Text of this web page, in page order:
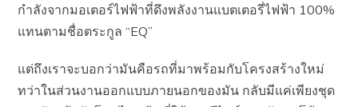
กำลังจากมอเตอร์ไฟฟ้าที่ดึงพลังงานแบตเตอรี่ไฟฟ้า 100%
แทนตามชื่อตระกูล “EQ”
แต่ถึงเราจะบอกว่ามันคือรถที่มาพร้อมกับโครงสร้างใหม่
ทว่าในส่วนงานออกแบบภายนอกของมัน กลับมีแค่เพียงชุด